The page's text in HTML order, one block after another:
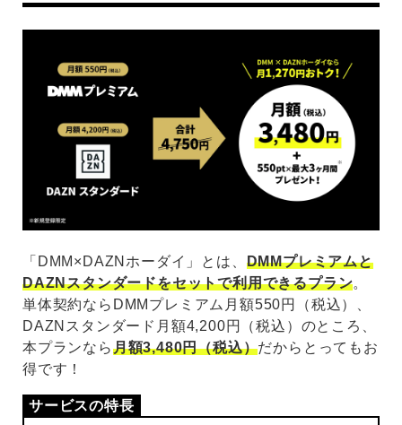
「DMM×DAZNホーダイ」とは、 DMMプレミアムと
DAZNスタンダードをセットで利用できるプラン。
単体契約ならDMMプレミアム月額550円（税込）、
DAZNスタンダード月額4,200円（税込）のところ、
本プランなら月額3,480円（税込）だからとってもお
得です！